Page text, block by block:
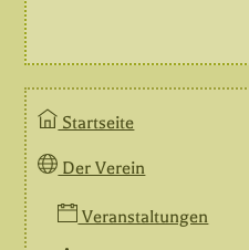
Startseite
Der Verein
Veranstaltungen